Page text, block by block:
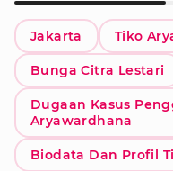
Jakarta Tiko
Bunga Citra Lestari
Dugaan Kasus
Aryawardhana
Biodata Dan Profil